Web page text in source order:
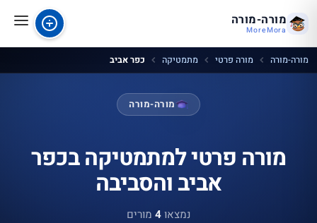
מורה-מורה
MoreMora
מורה-מורה מורה פרטי מתמטיקה כפר אביב
מורה-מורה
מורה פרטי למתמטיקה בכפר
אביב והסביבה
נמצאו4 מורים